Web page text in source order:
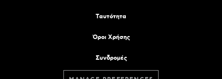
Tαυτότητα
Όροι Χρήσης
Συνδρομές